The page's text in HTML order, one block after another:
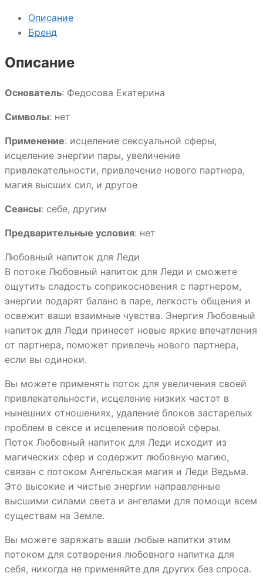
Описание
Бренд
Описание
Основатель: Федосова Екатерина
Символы: нет
Применение: исцеление сексуальной сферы,
исцеление энергии пары, увеличение
привлекательности, привлечение нового партнера,
магия высших сил, и другое
Сеансы: себе, другим
Предварительные условия: нет
Любовный напиток для Леди
В потоке Любовный напиток для Леди и сможете
ощутить сладость соприкосновения с партнером,
энергии подарят баланс в паре, легкость общения и
освежит ваши взаимные чувства. Энергия Любовный
напиток для Леди принесет новые яркие впечатления
от партнера, поможет привлечь нового партнера,
если вы одиноки.
Вы можете применять поток для увеличения своей
привлекательности, исцеление низких частот в
нынешних отношениях, удаление блоков застарелых
проблем в сексе и исцеления половой сферы.
Поток Любовный напиток для Леди исходит из
магических сфер и содержит любовную магию,
связан с потоком Ангельская магия и Леди Ведьма.
Это высокие и чистые энергии направленные
высшими силами света и ангелами для помощи всем
существам на Земле.
Вы можете заряжать ваши любые напитки этим
потоком для сотворения любовного напитка для
себя, никогда не применяйте для других без спроса.